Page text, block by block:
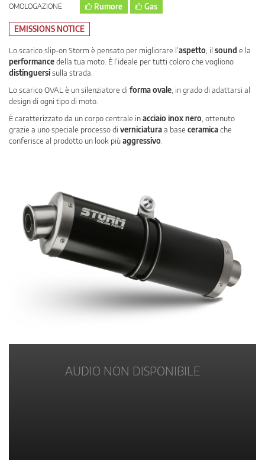
OMOLOGAZIONE Rumore Gas
EMISSIONS NOTICE
Lo scarico slip-on Storm è pensato per migliorare l’aspetto , il sound e la
performancedella tua moto. È l’ideale per tutti coloro che vogliono
distinguersisulla strada.
Lo scarico OVAL è un silenziatore di forma ovale , in grado di adattarsi al
design di ogni tipo di moto.
È caratterizzato da un corpo centrale inacciaio inox nero , ottenuto
grazie a uno speciale processo di verniciaturaa base ceramicache
conferisce al prodotto un look piùaggressivo
AUDIO NON DISPONIBILE